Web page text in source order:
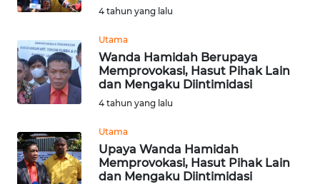
4 tahun yang lalu
Utama
Wanda Hamidah Berupaya
Memprovokasi, Hasut Pihak Lain
dan Mengaku Diintimidasi
4 tahun yang lalu
Utama
Upaya Wanda Hamidah
Memprovokasi, Hasut Pihak Lain
dan Mengaku Diintimidasi
TANJUNG
LESUNG
WN
WN
SIMALUNGUN